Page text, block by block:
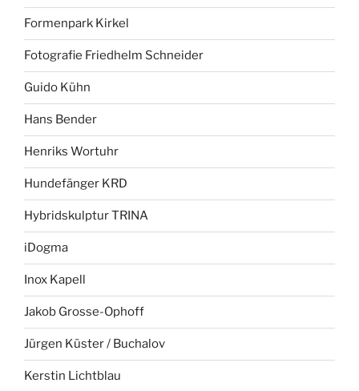
Formenpark Kirkel
Fotografie Friedhelm Schneider
Guido Kühn
Hans Bender
Henriks Wortuhr
Hundefänger KRD
Hybridskulptur TRINA
iDogma
Inox Kapell
Jakob Grosse-Ophoff
Jürgen Küster / Buchalov
Kerstin Lichtblau